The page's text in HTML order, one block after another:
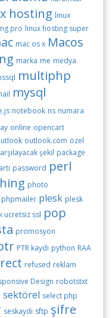
hosting linux
pro linux hosting super
mac os x Macos
marka me medya
multiphp
mysql
notebook ns numara
online opencart
outlook.com özel
şekil package
password perl
photo
phpmailer plesk plesk
ucretsiz ssl pop
promosyon
PTR kaydı python RAA
refused reklam
Design robotstxt
sektörel select php
seskaydı sftp şifre